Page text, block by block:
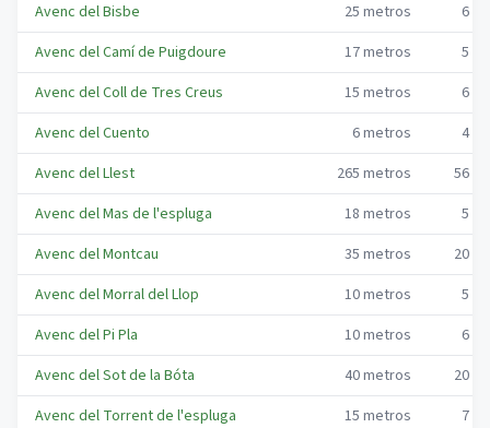
Avenc del Bisbe
25 metros 6
Avenc del Camí de Puigdoure
17metros 5
Avenc del Coll de Tres Creus
15 metros 6
Avenc del Cuento
6metros 4
Avenc del Llest
265 metros 56
Avenc del Mas de l'espluga
18 metros 5
Avenc del Montcau
35 metros 20
Avenc del Morral del Llop
10metros 5
Avenc del Pi Pla
10metros 6
Avenc del Sot de la Bóta
40metros 20
Avenc del Torrent de l'espluga
15 metros 7